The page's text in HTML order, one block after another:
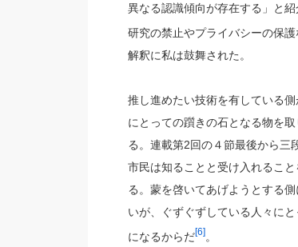
異なる認識傾向が存在する」と紹
研究の禁止やプライバシーの保
解釈に私は鼓舞された。
推し進めたい技術を有している
にとっての躓きの石となる物を
る。連載第2回の４節最後から三
市民は知ることと受け入れるこ
る。蒙を啓いてあげようとする
いが、ぐずぐずしている人々に
になるからだ[6]。